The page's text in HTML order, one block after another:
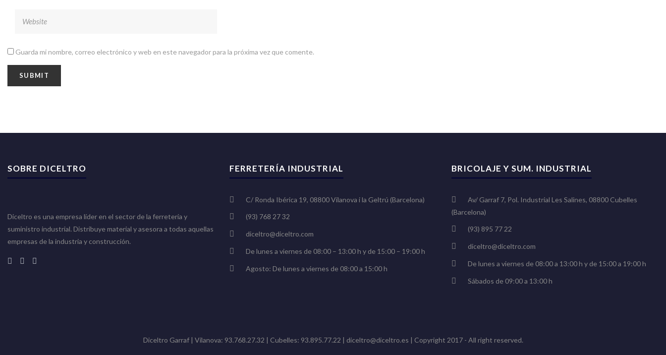
Guarda mi nombre, correo electrónico y web en este navegador para la próxima vez que comente.
SOBRE DICELTRO
Diceltro es una empresa líder en el sector de la ferretería y
suministro industrial. Distribuye material y asesora a todas aquellas
empresas de la industria y construcción.
FERRETERÍA INDUSTRIAL
C/ Ronda Ibérica 19, 08800 Vilanova i la Geltrú (Barcelona)
(93) 768 27 32
diceltro@diceltro.com
De lunes a viernes de 08:00 – 13:00 h y de 15:00 – 19:00 h
Agosto: De lunes a viernes de 08:00 a 15:00 h
BRICOLAJE Y SUM. INDUSTRIAL
Av/ Garraf 7, Pol. Industrial Les Salines, 08800 Cubelles
(Barcelona)
(93) 895 77 22
diceltro@diceltro.com
De lunes a viernes de 08:00 a 13:00 h y de 15:00 a 19:00 h
Sábados de 09:00 a 13:00 h
Diceltro Garraf | Vilanova: 93.768.27.32 | Cubelles: 93.895.77.22 | diceltro@diceltro.es | Copyright 2017 - All right reserved.